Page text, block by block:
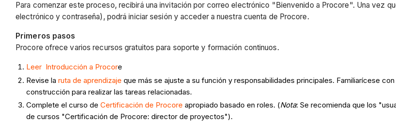
Para comenzar este proceso, recibirá una invitación por correo electrónico "Bienvenido a Procore". Una vez
electrónico y contraseña), podrá iniciar sesión y acceder a nuestra cuenta de Procore.
Primeros pasos
Procore ofrece varios recursos gratuitos para soporte y formación continuos.
Leer Introducción a Procore
Revise laruta de aprendizaje que más se ajuste a su función y responsabilidades principales. Familiarícese
construcción para realizar las tareas relacionadas.
Complete el curso deCertificación de Procore apropiado basado en roles. (Nota: Se recomienda que los
de cursos "Certificación de Procore: director de proyectos").